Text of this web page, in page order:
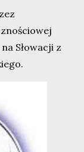
Słowacji z